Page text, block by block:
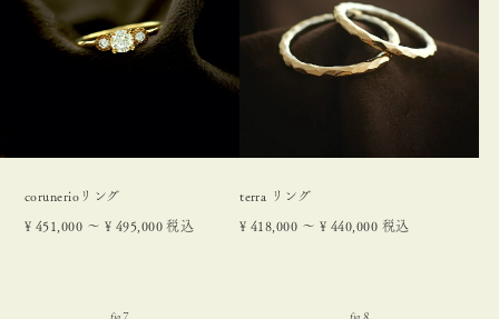
corunerioリング
¥ 451,000 〜 ¥ 495,000 税込
terra リング
¥ 418,000 〜 ¥ 440,000 税込